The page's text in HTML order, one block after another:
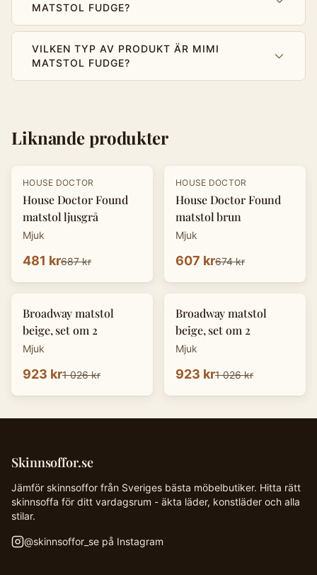
MATSTOL FUDGE?
VILKEN TYP AV PRODUKT ÄR MIMI
MATSTOL FUDGE?
Liknande produkter
-30 %
HOUSE DOCTOR
House Doctor Found
matstol ljusgrå
Mjuk
481 kr687 kr
-10%
HOUSE DOCTOR
House Doctor Found
matstol brun
Mjuk
607 kr674 kr
-10
Broadway matstol
beige, set om 2
Mjuk
923 kr1 026 kr
-10
Broadway matstol
beige, set om 2
Mjuk
923 kr1 026 kr
Skinnsoffor.se
Jämför skinnsoffor från Sveriges bästa möbelbutiker. Hitta rätt
skinnsoffa för ditt vardagsrum - äkta läder, konstläder och alla
stilar.
@skinnsoffor_se på Instagram